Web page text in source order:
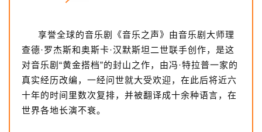
享誉全球的音乐剧《音乐之声》由音乐剧大师理
查德·罗杰斯和奥斯卡·汉默斯坦二世联手创作，是这
对音乐剧“黄金搭档”的封山之作，由冯·特拉普一家的
真实经历改编，一经问世就大受欢迎，在此后将近六
十年的时间里数次复排，并被翻译成十余种语言，在
世界各地长演不衰。